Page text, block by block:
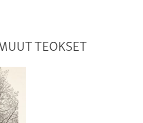
TEOKSET